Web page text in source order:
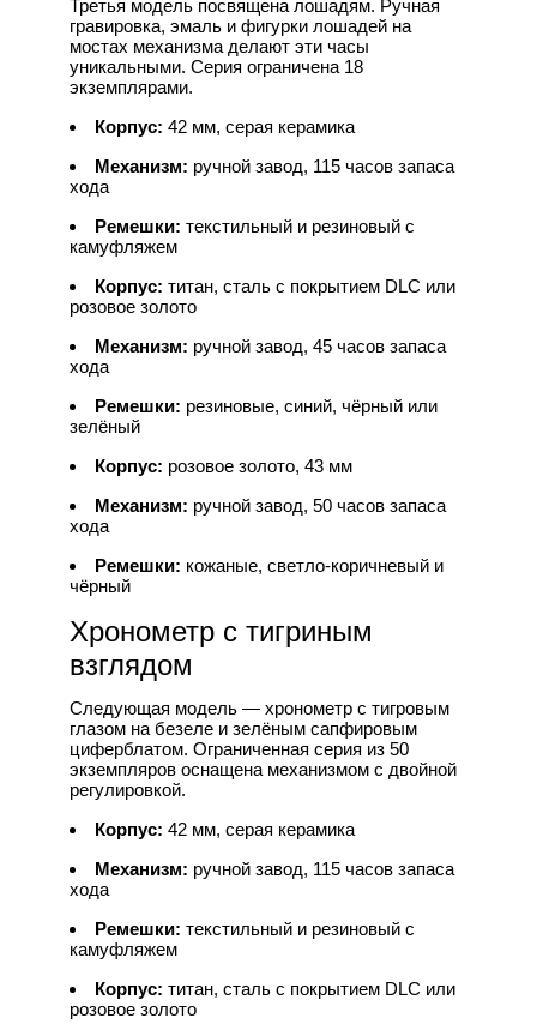
Третья модель посвящена лошадям. Ручная
гравировка, эмаль и фигурки лошадей на
мостах механизма делают эти часы
уникальными. Серия ограничена 18
экземплярами.
Корпус: 42 мм, серая керамика
Механизм: ручной завод, 115 часов запаса
хода
Ремешки: текстильный и резиновый с
камуфляжем
Корпус: титан, сталь с покрытием DLC или
розовое золото
Механизм: ручной завод, 45 часов запаса
хода
Ремешки: резиновые, синий, чёрный или
зелёный
Корпус: розовое золото, 43 мм
Механизм: ручной завод, 50 часов запаса
хода
Ремешки: кожаные, светло-коричневый и
чёрный
Хронометр с тигриным
взглядом
Следующая модель — хронометр с тигровым
глазом на безеле и зелёным сапфировым
циферблатом. Ограниченная серия из 50
экземпляров оснащена механизмом с двойной
регулировкой.
Корпус: 42 мм, серая керамика
Механизм: ручной завод, 115 часов запаса
хода
Ремешки: текстильный и резиновый с
камуфляжем
Корпус: титан, сталь с покрытием DLC или
розовое золото